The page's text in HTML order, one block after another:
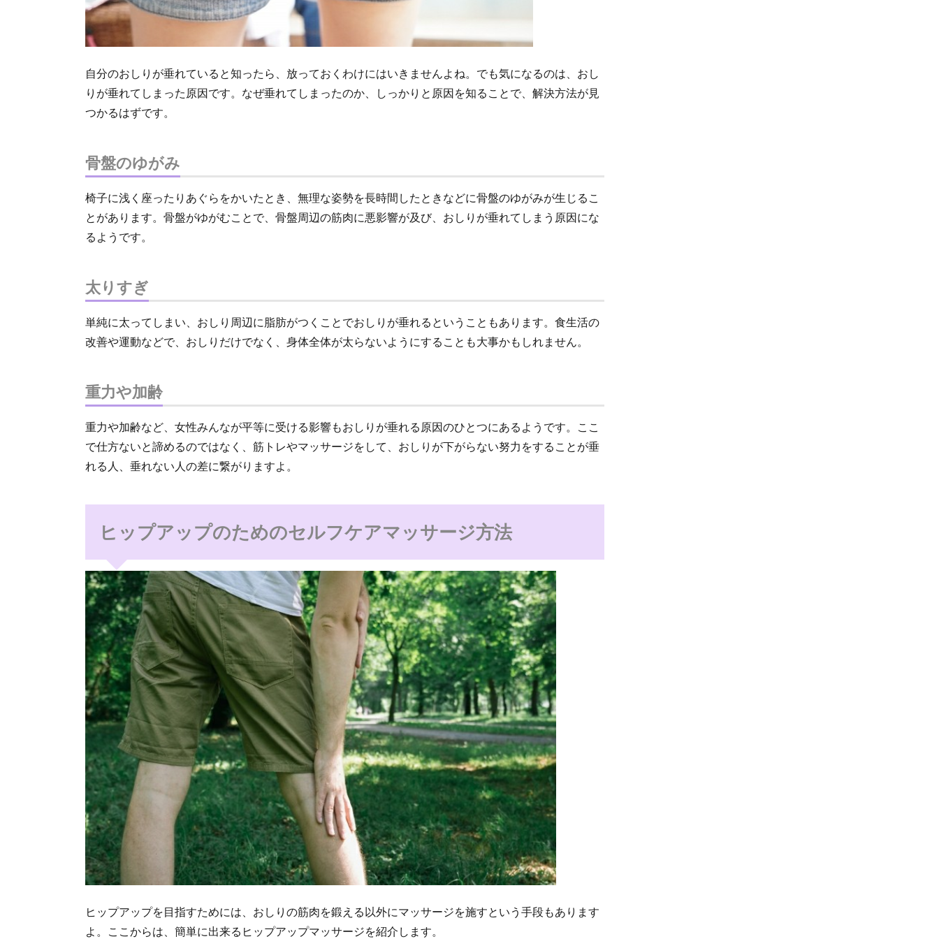
自分のおしりが垂れていると知ったら、放っておくわけにはいきませんよね。でも気になるのは、おし
りが垂れてしまった原因です。なぜ垂れてしまったのか、しっかりと原因を知ることで、解決方法が見
つかるはずです。
骨盤のゆがみ
椅子に浅く座ったりあぐらをかいたとき、無理な姿勢を長時間したときなどに骨盤のゆがみが生じるこ
とがあります。骨盤がゆがむことで、骨盤周辺の筋肉に悪影響が及び、おしりが垂れてしまう原因にな
るようです。
太りすぎ
単純に太ってしまい、おしり周辺に脂肪がつくことでおしりが垂れるということもあります。食生活の
改善や運動などで、おしりだけでなく、身体全体が太らないようにすることも大事かもしれません。
重力や加齢
重力や加齢など、女性みんなが平等に受ける影響もおしりが垂れる原因のひとつにあるようです。ここ
で仕方ないと諦めるのではなく、筋トレやマッサージをして、おしりが下がらない努力をすることが垂
れる人、垂れない人の差に繋がりますよ。
ヒップアップのためのセルフケアマッサージ方法
ヒップアップを目指すためには、おしりの筋肉を鍛える以外にマッサージを施すという手段もあります
よ。ここからは、簡単に出来るヒップアップマッサージを紹介します。